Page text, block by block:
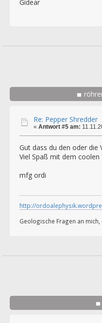
Gidear
Re: Pepper Shredder
« Antwort #5 am:
Gut dass du den oder die
Viel Spaß mit dem coolen
mfg ordi
http://
Geologische Fragen an